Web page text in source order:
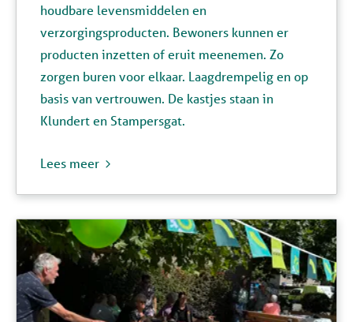
houdbare levensmiddelen en
verzorgingsproducten. Bewoners kunnen er
producten inzetten of eruit meenemen. Zo
zorgen buren voor elkaar. L aagdrempelig en op
basis van vertrouwen. De kastjes staan in
Klundert en Stampersgat.
Lees meer